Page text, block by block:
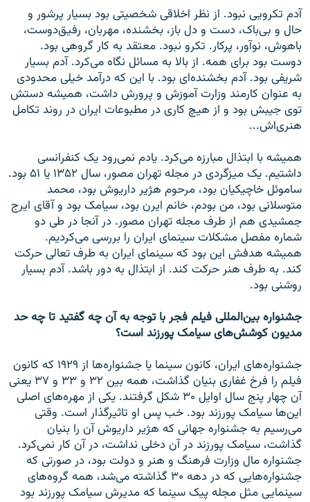
آدم تکرویی نبود. از نظر اخلاقی شخصیتی بود بسیار پرشور و
حال و بی‌باک، دست و دل باز، بخشنده، مهربان، رفیق‌دوست،
باهوش، نوآور، پرکار. تکرو نبود. معتقد به کار گروهی بود.
دوست بود برای همه. از بالا به مسائل نگاه می‌کرد. آدم بسیار
شریفی بود. آدم بخشنده‌ای بود. با این که درآمد خیلی محدودی
به عنوان کارمند وزارت آموزش و پرورش داشت، همیشه دستش
توی جیبش بود و از هیچ کاری در مطبوعات ایران در روند تکامل
هنری‌اش...
همیشه با ابتذال مبارزه می‌کرد. یادم نمی‌رود یک کنفرانسی
داشتیم. یک میزگردی در مجله تهران مصور، سال ۱۳۵۲ یا ۵۱ بود.
ساموئل خاچیکیان بود، مرحوم هژیر داریوش بود، محمد
متوسلانی بود، من بودم، خانم ایرن بود، سیامک بود و آقای ایرج
جمشیدی هم از طرف مجله تهران مصور. در آنجا در طی دو
شماره مفصل مشکلات سینمای ایران را بررسی می‌کردیم.
همیشه هدفش این بود که سینمای ایران به طرف تعالی حرکت
کند. به طرف هنر حرکت کند. از ابتذال به دور باشد. آدم بسیار
روشنی بود.
جشنواره بین‌المللی فیلم فجر با توجه به آن چه گفتید تا چه حد
مدیون کوشش‌های سیامک پورزند است؟
جشنواره‌های ایران، کانون سینما یا جشنواره‌ها از ۱۹۲۹ که کانون
فیلم را فرخ غفاری بنیان گذاشت، همه بین ۳۲ و ۳۳ و ۳۷ یعنی
آن چهار پنج سال اوایل ۳۰ شکل گرفتند. یکی از مهره‌های اصلی
این‌ها سیامک پورزند بود. خب پس او تاثیرگذار است. وقتی
می‌رسیم به جشنواره جهانی که هژیر داریوش آن را بنیان
گذاشت، سیامک پورزند در آن دخلی نداشت، در آن کار نمی‌کرد.
جشنواره مال وزارت فرهنگ و هنر و دولت بود، در صورتی که
جشنواره‌هایی که در دهه ۳۰ گذاشته می‌شد، همه گروه‌های
سینمایی مثل مجله پیک سینما که مدیرش سیامک پورزند بود